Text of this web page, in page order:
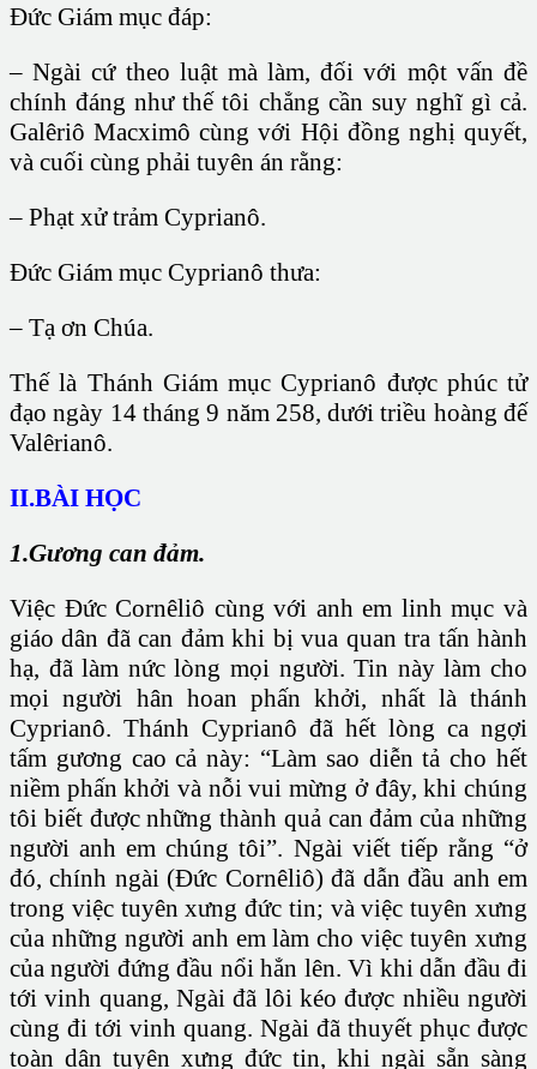
Đức Giám mục đáp:
– Ngài cứ theo luật mà làm, đối với một vấn đề
chính đáng như thế tôi chẳng cần suy nghĩ gì cả.
Galêriô Macximô cùng với Hội đồng nghị quyết,
và cuối cùng phải tuyên án rằng:
– Phạt xử trảm Cyprianô.
Đức Giám mục Cyprianô thưa:
– Tạ ơn Chúa.
Thế là Thánh Giám mục Cyprianô được phúc tử
đạo ngày 14 tháng 9 năm 258, dưới triều hoàng đế
Valêrianô.
II.BÀI HỌC
1.Gương can đảm.
Việc Đức Cornêliô cùng với anh em linh mục và
giáo dân đã can đảm khi bị vua quan tra tấn hành
hạ, đã làm nức lòng mọi người. Tin này làm cho
mọi người hân hoan phấn khởi, nhất là thánh
Cyprianô. Thánh Cyprianô đã hết lòng ca ngợi
tấm gương cao cả này: “Làm sao diễn tả cho hết
niềm phấn khởi và nỗi vui mừng ở đây, khi chúng
tôi biết được những thành quả can đảm của những
người anh em chúng tôi”. Ngài viết tiếp rằng “ở
đó, chính ngài (Đức Cornêliô) đã dẫn đầu anh em
trong việc tuyên xưng đức tin; và việc tuyên xưng
của những người anh em làm cho việc tuyên xưng
của người đứng đầu nổi hẳn lên. Vì khi dẫn đầu đi
tới vinh quang, Ngài đã lôi kéo được nhiều người
cùng đi tới vinh quang. Ngài đã thuyết phục được
toàn dân tuyên xưng đức tin, khi ngài sẵn sàng